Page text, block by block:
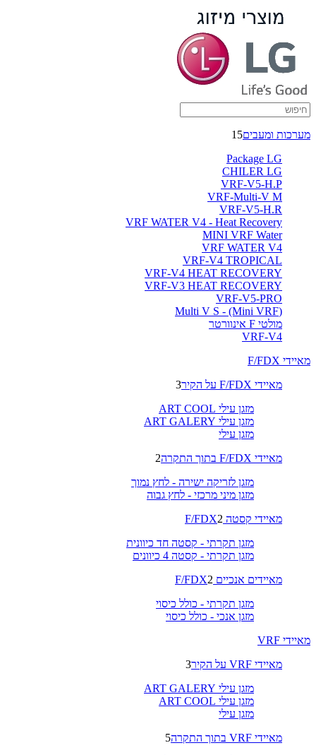
מערכות ומעבים15
Package LG
CHILER LG
VRF-V5-H.P
VRF-Multi-V M
VRF-V5-H.R
VRF WATER V4 - Heat Recovery
MINI VRF Water
VRF WATER V4
VRF-V4 TROPICAL
VRF-V4 HEAT RECOVERY
VRF-V3 HEAT RECOVERY
VRF-V5-PRO
(Multi V S - (Mini VRF
מולטי F אינוורטר
VRF-V4
מאיידי F/FDX
מאיידי F/FDX על הקיר
3
מזגן עילי ART COOL
מזגן עילי ART GALERY
מזגן עילי
מאיידי F/FDX בתוך התקרה
2
מזגן לזריקה ישירה - לחץ נמוך
מזגן מיני מרכזי - לחץ גבוה
מאיידי קסטה F/FDX 2
מזגן תקרתי - קסטה חד כיוונית
מזגן תקרתי - קסטה 4 כיוונים
מאיידים אנכיים F/FDX 2
מזגן תקרתי - כולל כיסוי
מזגן אנכי - כולל כיסוי
מאיידי VRF
מאיידי VRF על הקיר
3
מזגן עילי ART GALERY
מזגן עילי ART COOL
מזגן עילי
מאיידי VRF בתוך התקרה
5